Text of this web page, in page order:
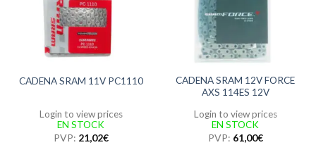
CADENA SRAM 11V PC1110
Login to view prices
EN STOCK
PVP: 21,02€
CADENA SRAM 12V FORCE
AXS 114ES 12V
Login to view prices
EN STOCK
PVP: 61,00€